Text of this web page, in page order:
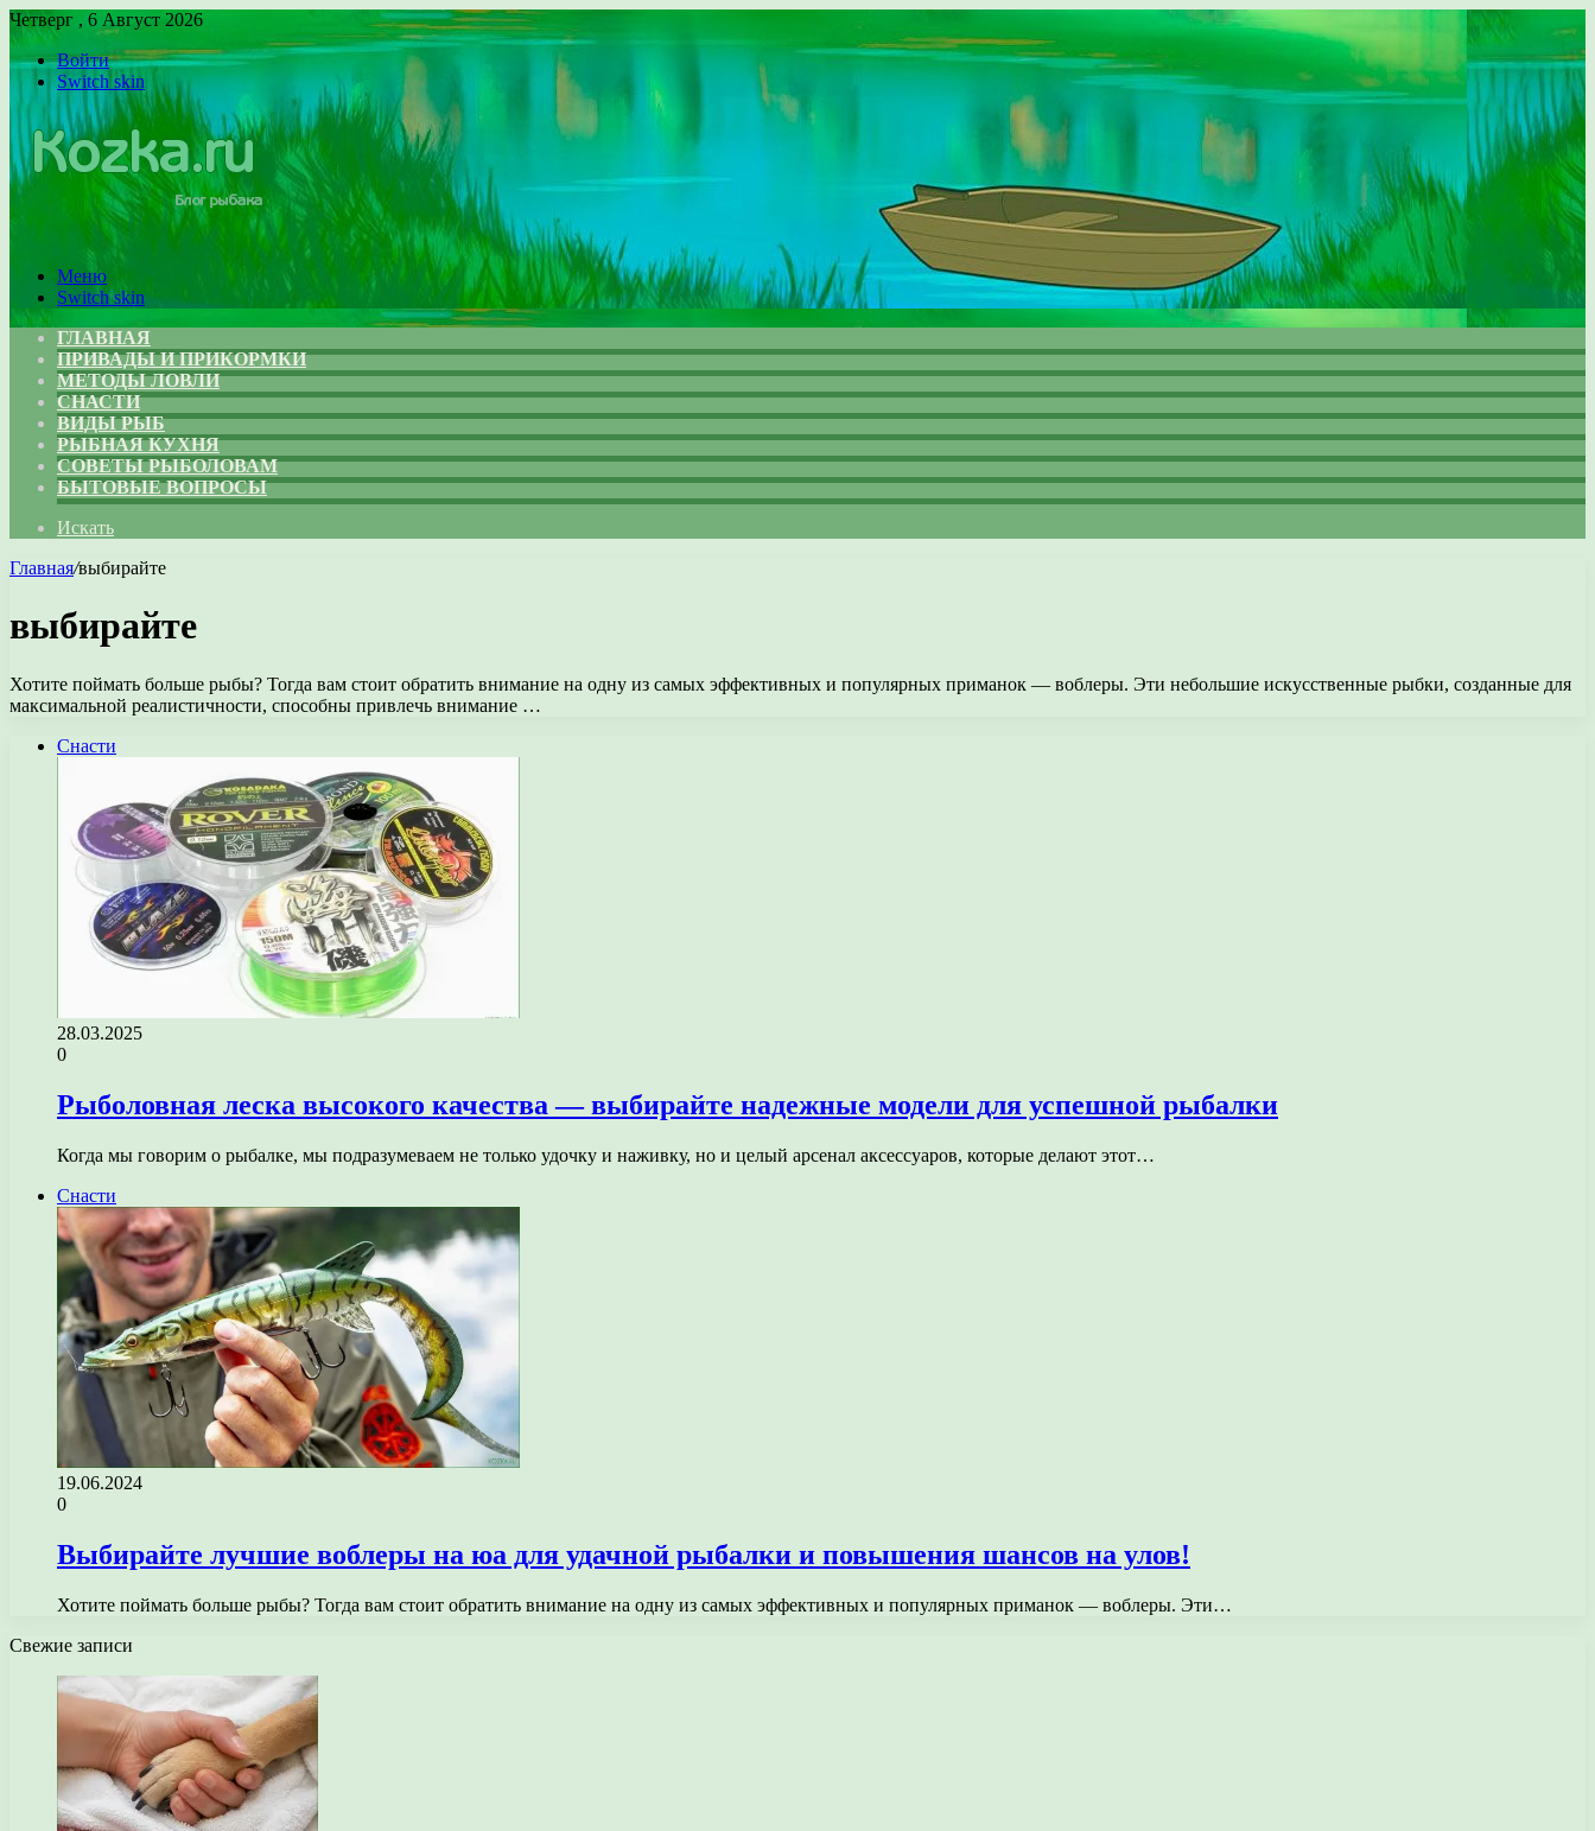
Четверг , 6 Август 2026
Войти
Switch skin
Меню
Switch skin
ГЛАВНАЯ
ПРИВАДЫ И ПРИКОРМКИ
МЕТОДЫ ЛОВЛИ
СНАСТИ
ВИДЫ РЫБ
РЫБНАЯ КУХНЯ
СОВЕТЫ РЫБОЛОВАМ
БЫТОВЫЕ ВОПРОСЫ
Искать
Главная/выбирайте
выбирайте
Хотите поймать больше рыбы? Тогда вам стоит обратить внимание на одну из самых эффективных и популярных приманок — воблеры. Эти небольшие искусственные рыбки, созданные для
максимальной реалистичности, способны привлечь внимание …
Снасти
28.03.2025
0
Рыболовная леска высокого качества — выбирайте надежные модели для успешной рыбалки
Когда мы говорим о рыбалке, мы подразумеваем не только удочку и наживку, но и целый арсенал аксессуаров, которые делают этот…
Снасти
19.06.2024
0
Выбирайте лучшие воблеры на юа для удачной рыбалки и повышения шансов на улов!
Хотите поймать больше рыбы? Тогда вам стоит обратить внимание на одну из самых эффективных и популярных приманок — воблеры. Эти…
Свежие записи